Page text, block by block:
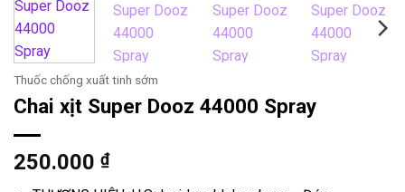
Thuốc chống xuất tinh sớm
Chai xịt Super Dooz 44000 Spray
250.000 ₫